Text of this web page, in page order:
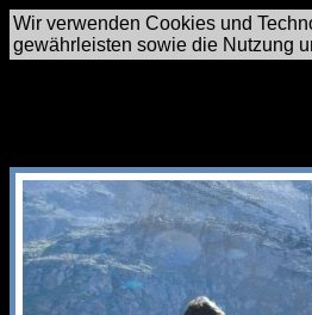
Wir verwenden Cookies und
gewährleisten sowie die Nutzung